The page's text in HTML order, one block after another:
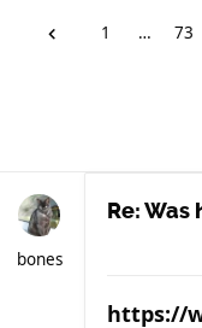
1 … 73
bones
Re: Was
https://